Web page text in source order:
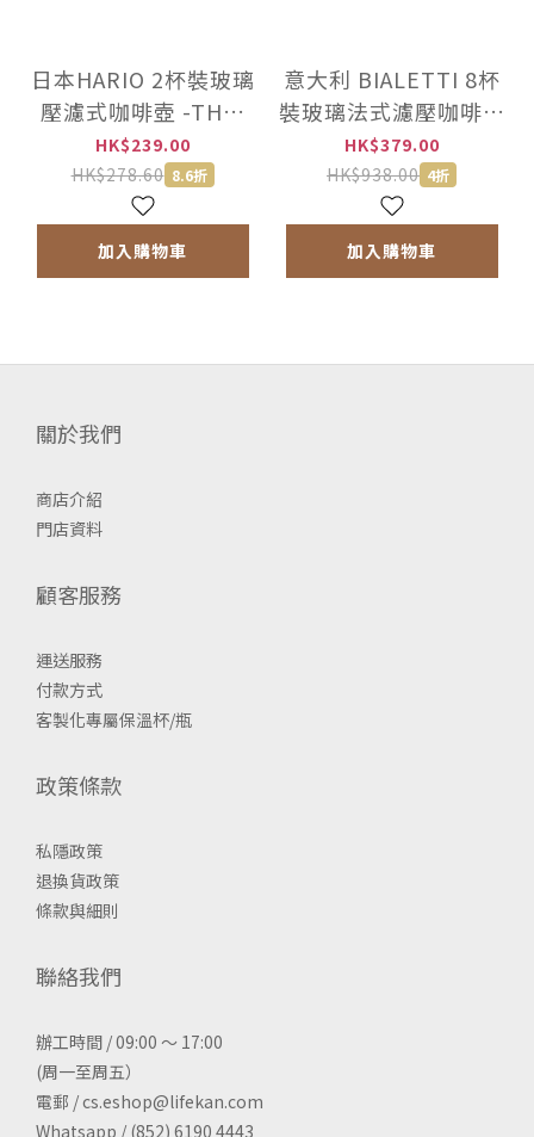
日本HARIO 2杯裝玻璃
壓濾式咖啡壺 -THJ-
2-HSV
HK$239.00
HK$278.60 8.6折
加入購物車
意大利 BIALETTI 8杯
裝玻璃法式濾壓咖啡壺
-0003130NP
HK$379.00
HK$938.00 4折
加入購物車
關於我們
商店介紹
門店資料
顧客服務
運送服務
付款方式
客製化專屬保溫杯/瓶
政策條款
私隱政策
退換貨政策
條款與細則
聯絡我們
辦工時間 / 09:00 ～ 17:00
(周一至周五）
電郵 / cs.eshop@lifekan.com
Whatsapp / (852) 6190 4443